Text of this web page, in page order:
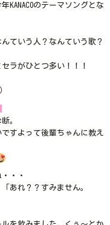
KANACOのテーマソングとな
ていう人？なんていう歌？
ラがひとつ多い！！！
）
。
すよって後輩ちゃんに教え
・・
あれ？？すみません。